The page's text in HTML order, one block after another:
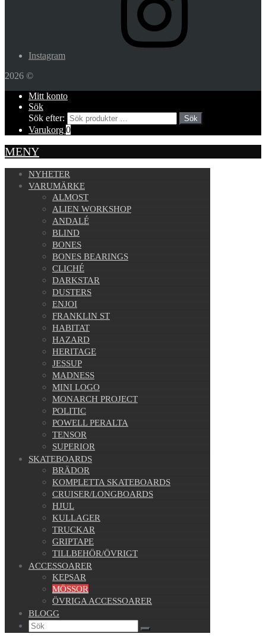
Instagram
2026 ©
Mitt konto
Sök
Sök efter:
Sök
Varukorg 0
MENY
NYHETER
VARUMÄRKE
ALMOST
ALIEN WORKSHOP
ANDALÉ
BLIND
BONES
BONES BEARINGS
CLICHÉ
DARKSTAR
DUSTERS
ENJOI
FRANKLIN ST
HABITAT
HAZARD
HERITAGE
JESSUP
MADNESS
MINI LOGO
MONARCH PROJECT
POLITIC
POWELL PERALTA
TENSOR
SUPERIOR
SKATEBOARDS
BRÄDOR
KOMPLETTA SKATEBOARDS
CRUISER/LONGBOARDS
HJUL
KULLAGER
TRUCKAR
GRIPTAPE
TILLBEHÖR/ÖVRIGT
ACCESSOARER
KEPSAR
MÖSSOR
ÖVRIGA ACCESSOARER
BLOGG